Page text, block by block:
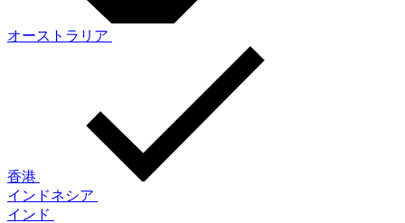
オーストラリア
香港
インドネシア
インド